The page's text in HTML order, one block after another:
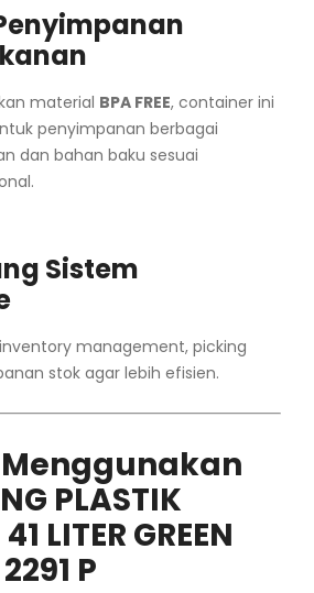
material BPA FREE, container ini
penyimpanan berbagai
dan bahan baku sesuai
Sistem
management, picking
stok agar lebih efisien.
PLASTIK
LITER GREEN
P